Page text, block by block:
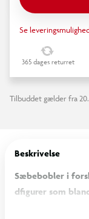
Se
365 dages returret
Tilbuddet gælder fra
Beskrivelse
Sæbebobler i
dfigurer som